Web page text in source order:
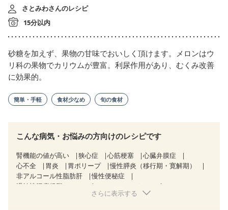
さとみわさんのレシピ
15分以内
砂糖を加えず、果物の甘味でおいしく頂けます。メロンはウ
リ科の果物でカリウムが豊富。利尿作用があり、むくみ改善
に効果的。
簡単・手軽 食材少なめ 旬の食材
こんな病気・お悩みの方向けのレシピです
腎機能の値が高い 狭心症 心筋梗塞
心臓弁膜症
心不全
胃炎 胃ポリープ
慢性膵炎（移行期・寛解期）
非アルコール性脂肪肝
慢性便秘症
過敏性腸症候群（IBS）
CKD（ステージ１）
乳がん（放射線治療中）
さらに表示する